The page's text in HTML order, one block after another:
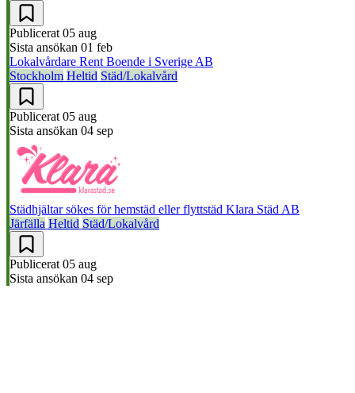
Publicerat 05 aug
Sista ansökan 01 feb
Lokalvårdare Rent Boende i Sverige AB
Stockholm Heltid Städ/Lokalvård
Publicerat 05 aug
Sista ansökan 04 sep
Städhjältar sökes för hemstäd eller flyttstäd Klara Städ AB
Järfälla Heltid Städ/Lokalvård
Publicerat 05 aug
Sista ansökan 04 sep